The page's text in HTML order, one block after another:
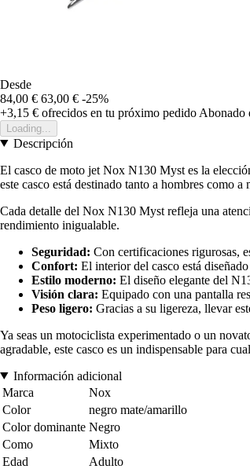
Desde
84,00 € 63,00 € -25%
+3,15 € ofrecidos en tu próximo pedido Abonado
Loading...
Descripción
El casco de moto jet Nox N130 Myst es la
este casco está destinado tanto a hombres como
Cada detalle del Nox N130 Myst refleja una
rendimiento inigualable.
Seguridad: Con certificaciones rigurosas,
Confort: El interior del casco está
Estilo moderno: El diseño elegante del
Visión clara: Equipado con una pantalla
Peso ligero: Gracias a su ligereza, llevar
Ya seas un motociclista experimentado o un
agradable, este casco es un indispensable para
Información adicional
Marca
Nox
Color
negro mate/amarillo
Color dominante Negro
Como
Mixto
Edad
Adulto